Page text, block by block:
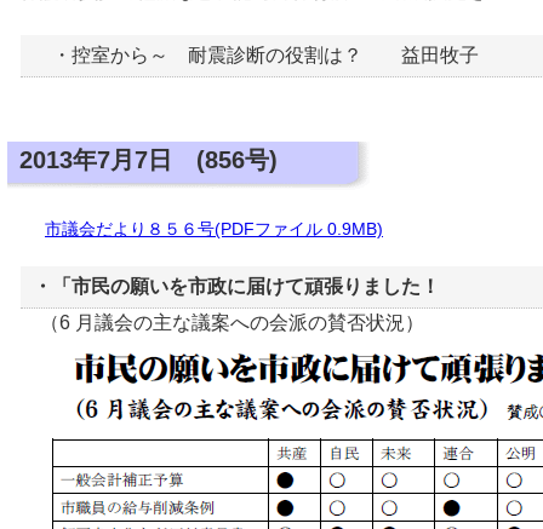
・控室から～ 耐震診断の役割は？ 益田牧子
2013年7月7日 (856号)
市議会だより８５６号(PDFファイル 0.9MB)
・「市民の願いを市政に届けて頑張りました！
（6 月議会の主な議案への会派の賛否状況）